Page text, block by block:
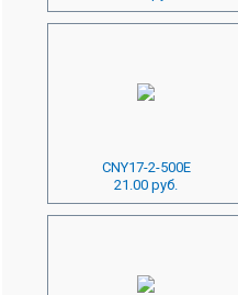
CNY17-2-500E
21.00 руб.